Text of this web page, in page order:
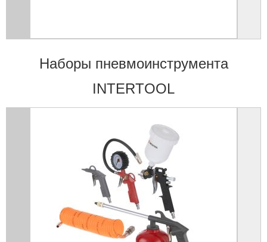
Наборы пневмоинструмента
INTERTOOL